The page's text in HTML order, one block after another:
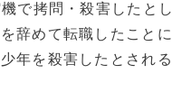
で拷問・殺害したと
辞めて転職したこと
年を殺害したとされ